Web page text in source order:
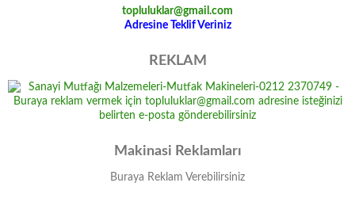
topluluklar@gmail.com
Adresine Teklif Veriniz
REKLAM
Makinasi Reklamları
Buraya Reklam Verebilirsiniz